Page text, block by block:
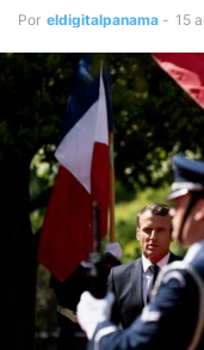
Por eldigitalpanama - 15